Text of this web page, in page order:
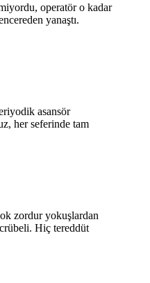
operatör o kadar
yanaştı.
asansör
her seferinde tam
zordur yokuşlardan
Hiç tereddüt